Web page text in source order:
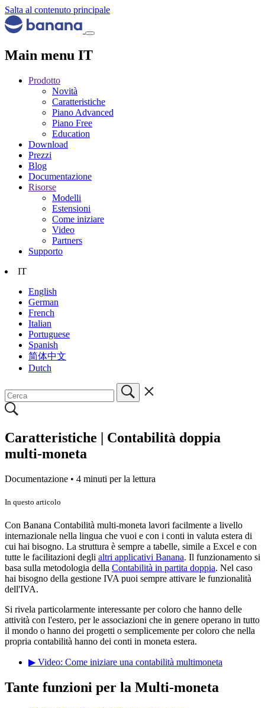
Salta al contenuto principale
Main menu IT
Prodotto
Novità
Caratteristiche
Piano Advanced
Piano Free
Education
Download
Prezzi
Blog
Documentazione
Risorse
Modelli
Estensioni
Come iniziare
Video
Partners
Supporto
IT
English
German
French
Italian
Portuguese
Spanish
简体中文
Dutch
Caratteristiche | Contabilità doppia
multi-moneta
Documentazione • 4 minuti per la lettura
In questo articolo
Con Banana Contabilità multi-moneta lavori facilmente a livello
internazionale nella lingua che vuoi e con i conti in valuta estera di
cui hai bisogno. La struttura è sempre a tabelle, simile a Excel e con
tutte le facilitazioni degli altri applicativi Banana. Il funzionamento si
basa sulla metodologia della Contabilità in partita doppia. Nel caso
hai bisogno della gestione IVA puoi sempre attivare le funzionalità
dell'IVA.
Si rivela particolarmente interessante per coloro che hanno delle
attività con l'estero, per le associazioni che in genere operano in tutto
il mondo o hanno dei progetti o semplicemente per coloro che nella
propria contabilità hanno dei conti in moneta estera.
▶ Video: Come iniziare una contabilità multimoneta
Tante funzioni per la Multi-moneta